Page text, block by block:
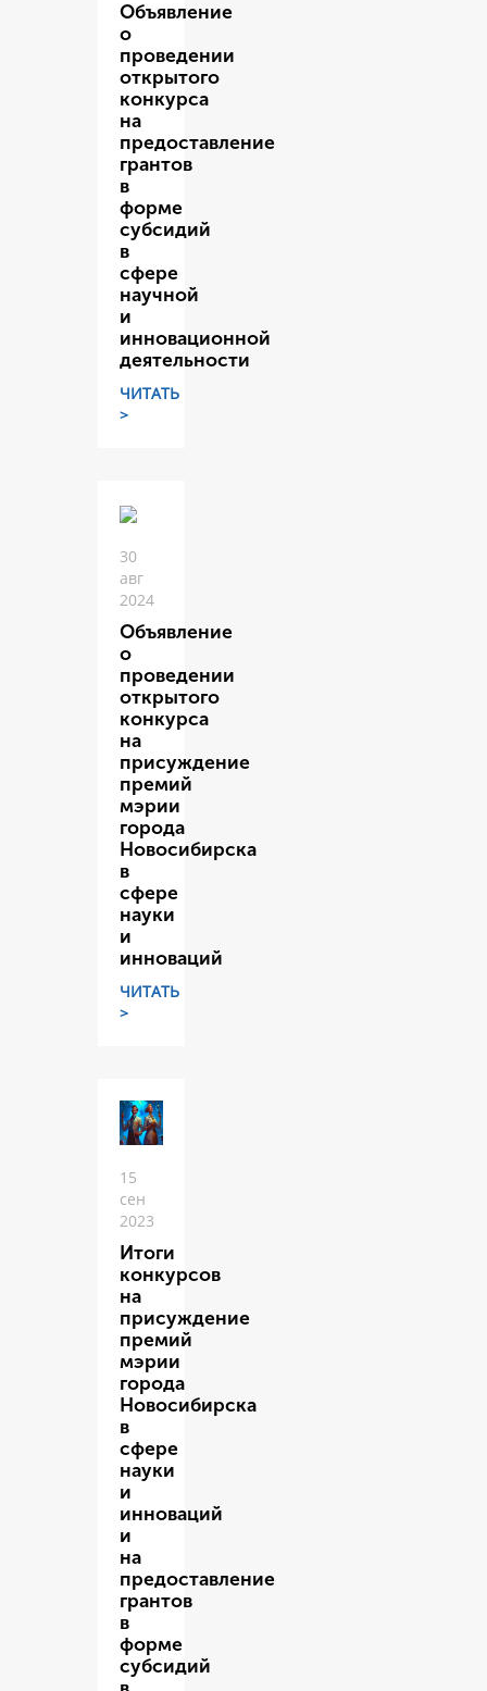
Объявление
о
проведении
открытого
конкурса
на
предоставление
грантов
в
форме
субсидий
в
сфере
научной
и
инновационной
деятельности
ЧИТАТЬ
>
30
авг
2024
Объявление
о
проведении
открытого
конкурса
на
присуждение
премий
мэрии
города
Новосибирска
в
сфере
науки
и
инноваций
ЧИТАТЬ
>
15
сен
2023
Итоги
конкурсов
на
присуждение
премий
мэрии
города
Новосибирска
в
сфере
науки
и
инноваций
и
на
предоставление
грантов
в
форме
субсидий